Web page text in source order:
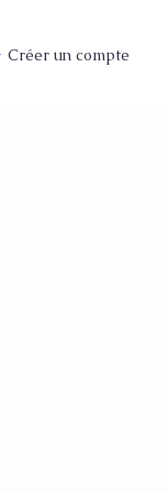
Créer un compte